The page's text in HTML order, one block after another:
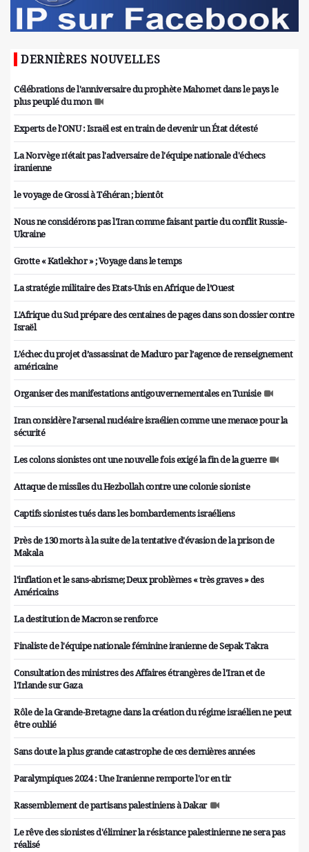
DERNIÈRES NOUVELLES
Célébrations de l'anniversaire du prophète Mahomet dans le pays le
plus peuplé du mon
Experts de l'ONU : Israël est en train de devenir un État détesté
La Norvège n'était pas l'adversaire de l'équipe nationale d'échecs
iranienne
le voyage de Grossi à Téhéran ; bientôt
Nous ne considérons pas l'Iran comme faisant partie du conflit Russie-
Ukraine
Grotte « Katlekhor » ; Voyage dans le temps
La stratégie militaire des Etats-Unis en Afrique de l’Ouest
L'Afrique du Sud prépare des centaines de pages dans son dossier contre
Israël
L’échec du projet d’assassinat de Maduro par l’agence de renseignement
américaine
Organiser des manifestations antigouvernementales en Tunisie
Iran considère l'arsenal nucléaire israélien comme une menace pour la
sécurité
Les colons sionistes ont une nouvelle fois exigé la fin de la guerre
Attaque de missiles du Hezbollah contre une colonie sioniste
Captifs sionistes tués dans les bombardements israéliens
Près de 130 morts à la suite de la tentative d'évasion de la prison de
Makala
l'inflation et le sans-abrisme; Deux problèmes « très graves » des
Américains
La destitution de Macron se renforce
Finaliste de l'équipe nationale féminine iranienne de Sepak Takra
Consultation des ministres des Affaires étrangères de l'Iran et de
l'Irlande sur Gaza
Rôle de la Grande-Bretagne dans la création du régime israélien ne peut
être oublié
Sans doute la plus grande catastrophe de ces dernières années
Paralympiques 2024 : Une Iranienne remporte l'or en tir
Rassemblement de partisans palestiniens à Dakar
Le rêve des sionistes d'éliminer la résistance palestinienne ne sera pas
réalisé